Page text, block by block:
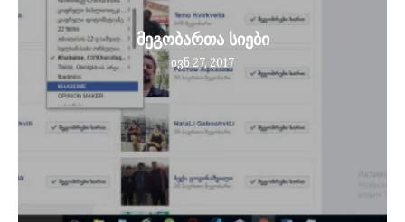
მეგობართა სიები
ივნ 27, 2017